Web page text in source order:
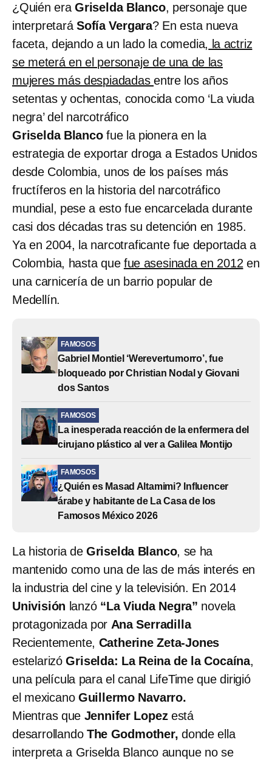
¿Quién era Griselda Blanco, personaje que
interpretaráSofía Vergara? En esta nueva
faceta, dejando a un lado la comedia, la actriz
se meterá en el personaje de una de las
mujeres más despiadadasentre los años
setentas y ochentas, conocida como ‘La viuda
negra’ del narcotráfico
Griselda Blanco fue la pionera en la
estrategia de exportar droga a Estados Unidos
desde Colombia, unos de los países más
fructíferos en la historia del narcotráfico
mundial, pese a esto fue encarcelada durante
casi dos décadas tras su detención en 1985.
Ya en 2004, la narcotraficante fue deportada a
Colombia, hasta que fue asesinada en 2012 en
una carnicería de un barrio popular de
Medellín.
FAMOSOS
Gabriel Montiel ‘Werevertumorro’, fue
bloqueado por Christian Nodal y Giovani
dos Santos
FAMOSOS
La inesperada reacción de la enfermera del
cirujano plástico al ver a Galilea Montijo
FAMOSOS
¿Quién es Masad Altamimi? Influencer
árabe y habitante de La Casa de los
Famosos México 2026
La historia de Griselda Blanco, se ha
mantenido como una de las de más interés en
la industria del cine y la televisión. En 2014
Univisión lanzó “La Viuda Negra” novela
protagonizada por Ana Serradilla
Recientemente, Catherine Zeta-Jones
estelarizóGriselda: La Reina de la Cocaína,
una película para el canal LifeTime que dirigió
el mexicano Guillermo Navarro.
Mientras que Jennifer Lopezestá
desarrollando The Godmother, donde ella
interpreta a Griselda Blanco aunque no se